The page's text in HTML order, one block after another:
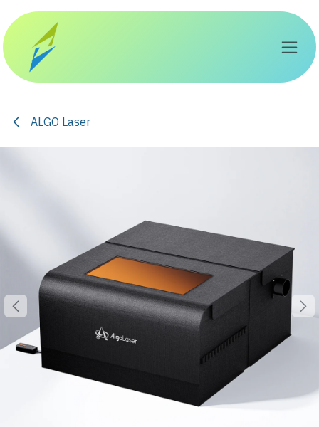
ALGO Laser